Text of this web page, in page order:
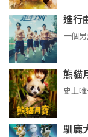
進行
一個
熊貓
史上
馴鹿